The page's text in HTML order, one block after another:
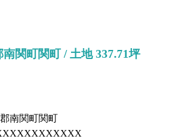
関町関町 / 土地 337.71坪
南関町関町